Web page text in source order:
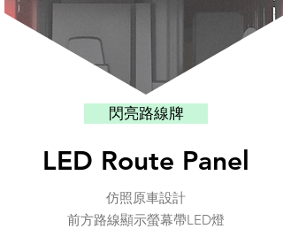
閃亮路線牌
LED Route Panel
仿照原車設計
​前方路線顯示螢幕帶LED燈